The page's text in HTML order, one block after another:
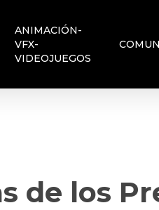
ANIMACIÓN-
VFX-
VIDEOJUEGOS
de los